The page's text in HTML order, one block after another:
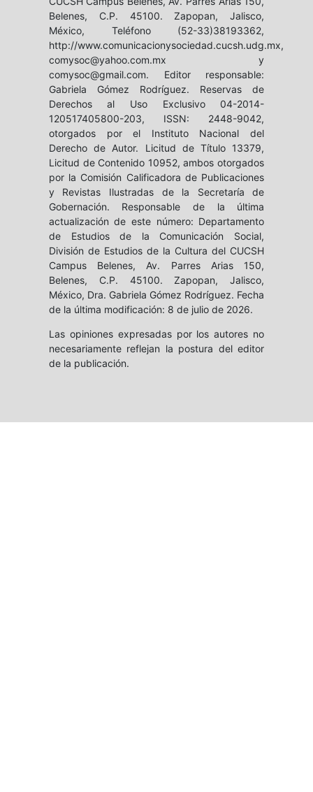
Belenes, C.P. 45100. Zapopan, Jalisco,
México, Teléfono (52-33)38193362,
http://www.comunicacionysociedad.cucsh.udg.mx,
comysoc@yahoo.com.mx y
comysoc@gmail.com. Editor responsable:
Gabriela Gómez Rodríguez. Reservas de
Derechos al Uso Exclusivo 04-2014-
120517405800-203, ISSN: 2448-9042,
otorgados por el Instituto Nacional del
Derecho de Autor. Licitud de Título 13379,
Licitud de Contenido 10952, ambos otorgados
por la Comisión Calificadora de Publicaciones
y Revistas Ilustradas de la Secretaría de
Gobernación. Responsable de la última
actualización de este número: Departamento
de Estudios de la Comunicación Social,
División de Estudios de la Cultura del CUCSH
Campus Belenes, Av. Parres Arias 150,
Belenes, C.P. 45100. Zapopan, Jalisco,
México, Dra. Gabriela Gómez Rodríguez. Fecha
de la última modificación: 8 de julio de 2026.
Las opiniones expresadas por los autores no
necesariamente reflejan la postura del editor
de la publicación.